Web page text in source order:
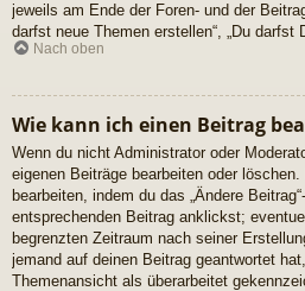
jeweils am Ende der Foren- und der
darfst neue Themen erstellen“, „Du darfst
Nach oben
Wie kann ich einen Beitrag
Wenn du nicht Administrator oder
eigenen Beiträge bearbeiten oder
bearbeiten, indem du das „Ändere
entsprechenden Beitrag anklickst;
begrenzten Zeitraum nach seiner
jemand auf deinen Beitrag geantwortet
Themenansicht als überarbeitet